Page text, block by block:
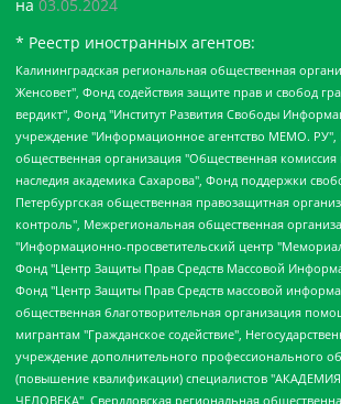
на 03.05.2024
* Реестр иностранных агентов:
Калининградская региональная общественная организация "Экозащита!-Женсовет", Фонд содействия защите прав и свобод граждан "Общественный вердикт", Фонд "Институт Развития Свободы Информации", Частное учреждение "Информационное агентство МЕМО. РУ", Региональная общественная организация "Общественная комиссия по сохранению наследия академика Сахарова", Фонд поддержки свободы прессы, Санкт-Петербургская общественная правозащитная организация "Гражданский контроль", Межрегиональная общественная организация "Информационно-просветительский центр "Мемориал", Региональный Фонд "Центр Защиты Прав Средств Массовой Информации", с 05.12.2023 Фонд "Центр Защиты Прав Средств массовой информации", Региональная общественная благотворительная организация помощи беженцам и мигрантам "Гражданское содействие", Негосударственное образовательное учреждение дополнительного профессионального образования (повышение квалификации) специалистов "АКАДЕМИЯ ПО ПРАВАМ ЧЕЛОВЕКА", Свердловская региональная общественная организация "Сутяжник", Автономная некоммерческая организация "Центр независимых социологических исследований", Союз общественных объединений "Российский исследовательский центр по правам человека", Региональное общественное учреждение научно-информационный центр "МЕМОРИАЛ", Некоммерческая организация "Фонд защиты гласности", Автономная некоммерческая организация "Институт прав человека", Городская общественная организация "Екатеринбургское общество "МЕМОРИАЛ", Городская общественная организация "Рязанское историко-просветительское и правозащитное общество "Мемориал" (Рязанский Мемориал), Челябинский региональный орган общественной самодеятельности – женское общественное объединение "Женщины Евразии", Челябинский региональный орган общественной самодеятельности "Уральская правозащитная группа", Фонд содействия защите здоровья и социальной справедливости имени Андрея Рылькова, Автономная Некоммерческая Организация "Аналитический Центр Юрия Левады", Автономная некоммерческая организация социальной поддержки населения "Проект Апрель", Региональная общественная организация помощи женщинам и детям, находящимся в кризисной ситуации "Информационно-методический центр "Анна", Фонд содействия развитию массовых коммуникаций и правовому просвещению "Так-так-Так", Фонд содействия устойчивому развитию "Серебряная тайга", Свердловский региональный общественный фонд социальных проектов "Новое время", "Idel.Реалии", Кавказ.Реалии, Крым.Реалии, Телеканал Настоящее Время, Татаро-башкирская служба Радио Свобода (Azatliq Radiosi), Радио Свободная Европа/Радио Свобода (PCE/PC), "Сибирь.Реалии", "Фактограф", Благотворительный фонд помощи осужденным и их семьям, Автономная некоммерческая организация "Институт глобализации и социальных движений", Фонд "В защиту прав заключенных", Частное учреждение "Центр поддержки и содействия развитию средств массовой информации", Пензенский региональный общественный благотворительный фонд "Гражданский союз", "Север.Реалии", Некоммерческая организация Фонд "Правовая инициатива", Общество с ограниченной ответственностью "Радио Свободная Европа/Радио Свобода", Чешское информационное агентство "MEDIUM-ORIENT", Красноярская региональная общественная организация "Мы против СПИДа", Камалягин Денис Николаевич, Маркелов Сергей Евгеньевич, Пономарев Лев Александрович, Савицкая Людмила Алексеевна, Автономная некоммерческая организация "Центр по работе с проблемой насилия "НАСИЛИЮ.НЕТ", Межрегиональный профессиональный союз работников здравоохранения "Альянс врачей", Юридическое лицо, зарегистрированное в Латвийской Республике, SIA "Medusa Project" (регистрационный номер 40103797863, дата регистрации 10.06.2014), Некоммерческая организация "Фонд по борьбе с коррупцией", Автономная некоммерческая организация "Институт права и публичной политики", Баданин Роман Сергеевич, Гликин Максим Александрович, Железнова Мария Михайловна, Лукьянова Юлия Сергеевна, Маетная Елизавета Витальевна, Маняхин Петр Борисович, Чуракова Ольга Владимировна, Ярош Юлия Петровна, Юридическое лицо "The Insider SIA", зарегистрированное в Риге, Латвийская Республика (дата регистрации 26.06.2015), являющееся администратором доменного имени интернет-издания "The Insider SIA", https://theins.ru, Постернак Алексей Евгеньевич, Рубин Михаил Аркадьевич, Анин Роман Александрович, Юридическое лицо Istories fonds, зарегистрированное в Латвийской Республике (регистрационный номер 50008295751, дата регистрации 24.02.2020), Великовский Дмитрий Александрович, Долинина Ирина Николаевна, Мароховская Алеся Алексеевна, Шлейнов Роман Юрьевич, Шмагун Олеся Валентиновна, Общество с ограниченной ответственностью "Альтаир 2021", Общество с ограниченной ответственностью "Вега 2021", Общество с ограниченной ответственностью "Главный редактор 2021", Общество с ограниченной ответственностью "Ромашки монолит", Важенков Артем Валерьевич, Ивановская областная общественная организация "Центр гендерных исследований", Гурман Юрий Альбертович, Медиапроект "ОВД-Инфо", Егоров Владимир Владимирович, Жилинский Владимир Александрович, Общество с ограниченной ответственностью "ЗП", Иванова София Юрьевна, Карезина Инна Павловна, Кильтау Екатерина Викторовна, Петров Алексей Викторович, Пискунов Сергей Евгеньевич, Смирнов Сергей Сергеевич, Тихонов Михаил Сергеевич, Общество с ограниченной ответственностью "ЖУРНАЛИСТ-ИНОСТРАННЫЙ АГЕНТ", Арапова Галина Юрьевна, Вольтская Татьяна Анатольевна, Американская компания "Mason G.E.S. Anonymous Foundation" (США), являющаяся владельцем интернет-издания https://mnews.world/, Компания "Stichting Bellingcat", зарегистрированная в Нидерландах (дата регистрации 11.07.2018), Захаров Андрей Вячеславович, Клепиковская Екатерина Дмитриевна, Общество с ограниченной ответственностью "МЕМО", Перл Роман Александрович, Симонов Евгений Алексеевич, Соловьева Елена Анатольевна, Сотников Даниил Владимирович, Сурначева Елизавета Дмитриевна, Автономная некоммерческая организация по защите прав человека и информированию населения "Якутия – Наше Мнение", Общество с ограниченной ответственностью "Москоу диджитал медиа", с 26.01.2023 Общество с ограниченной ответственностью "Чайка Белые сады", Ветошкина Валерия Валерьевна, Заговора Максим Александрович, Межрегиональное общественное движение "Российская ЛГБТ - сеть", Оленичев Максим Владимирович, Павлов Иван Юрьевич, Скворцова Елена Сергеевна, Общество с ограниченной ответственностью "Как бы инагент", Кочетков Игорь Викторович, Общество с ограниченной ответственностью "Честные выборы", Еланчик Олег Александрович, Общество с ограниченной ответственностью "Нобелевский призыв", Гималова Регина Эмилевна, Григорьев Андрей Валерьевич, Григорьева Алина Александровна, Ассоциация по содействию защите прав призывников, альтернативнослужащих и военнослужащих "Правозащитная группа "Гражданин.Армия.Право", Хисамова Регина Фаритовна, Автономная некоммерческая организация по реализации социально-правовых программ "Лилит", Дальневосточное общественное движение "Маяк", Санкт-Петербургская ЛГБТ-инициативная группа "Выход", Инициативная группа ЛГБТ+ "Реверс", Алексеев Андрей Викторович, Бекбулатова Таисия Львовна, Беляев Иван Михайлович, Владыкина Елена Сергеевна, Гельман Марат Александрович, Никульшина Вероника Юрьевна, Толоконникова Надежда Андреевна, Шендерович Виктор Анатольевич,